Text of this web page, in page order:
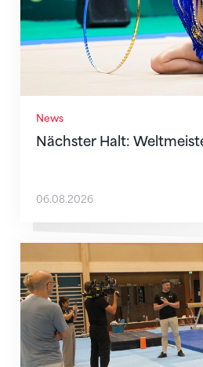
News
Nächster Halt:
06.08.2026
Mit klaren Zielen nach